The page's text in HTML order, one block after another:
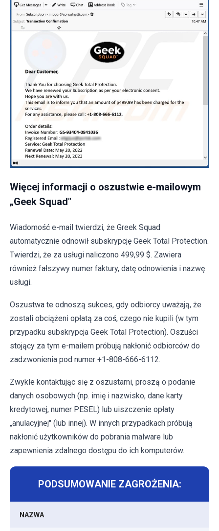
Więcej informacji o oszustwie e-mailowym
„Geek Squad"
Wiadomość e-mail twierdzi, że Greek Squad
automatycznie odnowił subskrypcję Geek Total Protection.
Twierdzi, że za usługi naliczono 499,99 $. Zawiera
również fałszywy numer faktury, datę odnowienia i nazwę
usługi.
Oszustwa te odnoszą sukces, gdy odbiorcy uważają, że
zostali obciążeni opłatą za coś, czego nie kupili (w tym
przypadku subskrypcja Geek Total Protection). Oszuści
stojący za tym e-mailem próbują nakłonić odbiorców do
zadzwonienia pod numer +1-808-666-6112.
Zwykle kontaktując się z oszustami, proszą o podanie
danych osobowych (np. imię i nazwisko, dane karty
kredytowej, numer PESEL) lub uiszczenie opłaty
„anulacyjnej" (lub innej). W innych przypadkach próbują
nakłonić użytkowników do pobrania malware lub
zapewnienia zdalnego dostępu do ich komputerów.
PODSUMOWANIE ZAGROŻENIA:
NAZWA